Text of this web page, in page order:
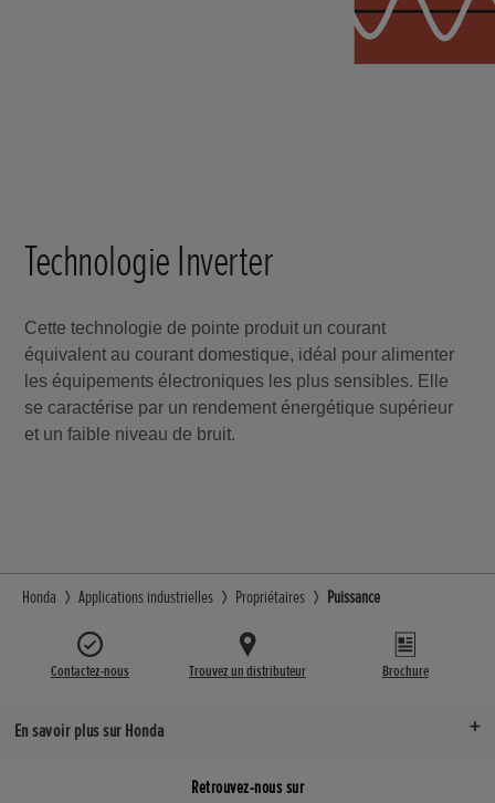
Technologie Inverter
Cette technologie de pointe produit un courant
équivalent au courant domestique, idéal pour alimenter
les équipements électroniques les plus sensibles. Elle
se caractérise par un rendement énergétique supérieur
et un faible niveau de bruit.
Honda Applications industrielles Propriétaires Puissance
Contactez-nous Trouvez un distributeur Brochure
En savoir plus sur Honda
Retrouvez-nous sur